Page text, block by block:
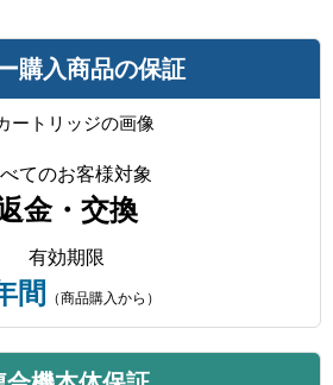
購入商品の保証
てのお客様対象
金・交換
有効期限
間 （商品購入から）